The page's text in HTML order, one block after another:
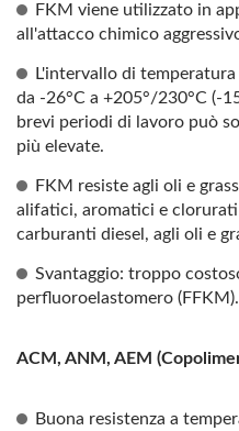
FKM viene utilizzato in
all'attacco chimico
L'intervallo di
da -26°C a +205°/230°C (-
brevi periodi di lavoro può
più elevate.
FKM resiste agli oli e
alifatici, aromatici e clorurati
carburanti diesel, agli oli e
Svantaggio: troppo
perfluoroelastomero (FFKM).
ACM, ANM, AEM
Buona resistenza a